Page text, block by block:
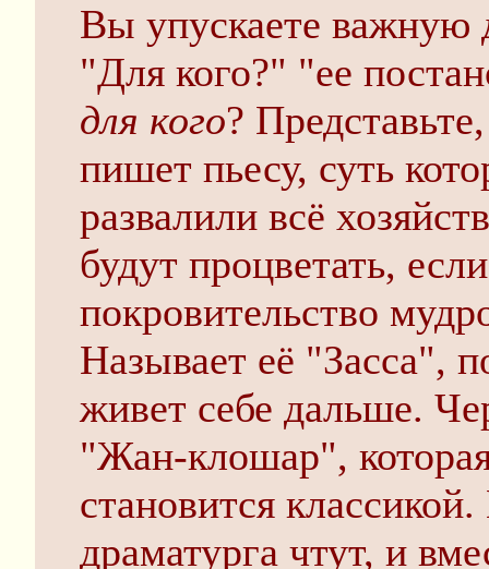
Вы упускаете важную
"Для кого?" "ее
для кого?
пишет пьесу, суть
развалили всё
будут процветать,
покровительство
Называет её "Засса",
живет себе дальше.
"Жан-клошар",
становится
драматурга чтут, и